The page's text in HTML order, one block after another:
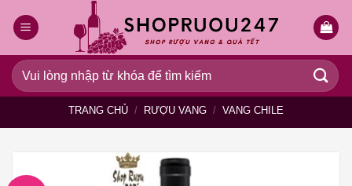
qua
dung
Tìm
kiếm:
TRANG CHỦ / RƯỢU VANG / VANG CHILE